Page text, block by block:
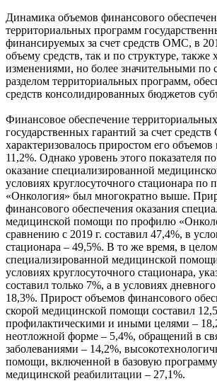
Динамика объемов финансового
территориальных программ
финансируемых за счет средств ОМС, в
объему средств, так и по структуре, также
изменениями, но более значительными по
разделом территориальных программ,
средств консолидированных бюджетов
Финансовое обеспечение
государственных гарантий за счет
характеризовалось приростом его объемов
11,2%. Однако уровень этого показателя
оказание специализированной
условиях круглосуточного стационара по
«Онкология» был многократно выше.
финансового обеспечения оказания
медицинской помощи по профилю
сравнению с 2019 г. составил 47,4%, в
стационара – 49,5%. В то же время, в
специализированной медицинской
условиях круглосуточного стационара,
составил только 7%, а в условиях
18,3%. Прирост объемов финансового
скорой медицинской помощи составил
профилактическими и иными целями –
неотложной форме – 5,4%, обращений в
заболеваниями – 14,2%,
помощи, включенной в базовую
медицинской реабилитации – 27,1%.